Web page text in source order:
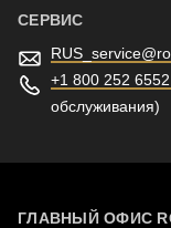
СЕРВИС
RUS_service@
+1 800 252 6552
обслуживания)
ГЛАВНЫЙ ОФИС